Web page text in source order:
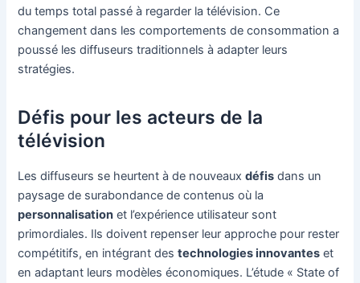
du temps total passé à regarder la télévision. Ce
changement dans les comportements de consommation a
poussé les diffuseurs traditionnels à adapter leurs
stratégies.
Défis pour les acteurs de la
télévision
Les diffuseurs se heurtent à de nouveauxdéfis dans un
paysage de surabondance de contenus où la
personnalisation et l’expérience utilisateur sont
primordiales. Ils doivent repenser leur approche pour rester
compétitifs, en intégrant destechnologies innovantes et
en adaptant leurs modèles économiques. L’étude « State of